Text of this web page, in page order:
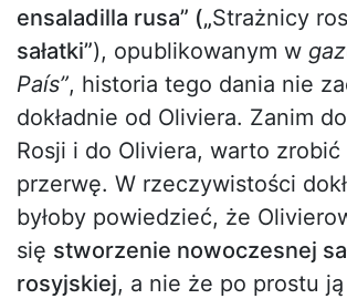
ensaladilla rusa” („Strażnicy
sałatki”), opublikowanym w
País”, historia tego dania nie
dokładnie od Oliviera. Zanim
Rosji i do Oliviera, warto zrobić
przerwę. W rzeczywistości
byłoby powiedzieć, że
się stworzenie nowoczesnej
rosyjskiej, a nie że po prostu ją